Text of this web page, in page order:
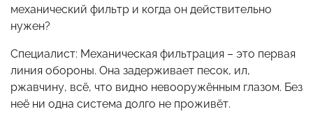
механический фильтр и когда он действительно
нужен?
Специалист: Механическая фильтрация – это первая
линия обороны. Она задерживает песок, ил,
ржавчину, всё, что видно невооружённым глазом. Без
неё ни одна система долго не проживёт.